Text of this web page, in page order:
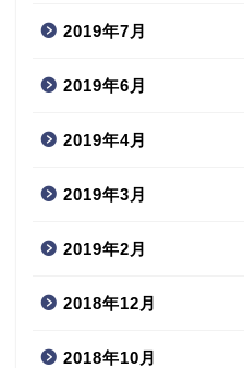
2019年7月
2019年6月
2019年4月
2019年3月
2019年2月
2018年12月
2018年10月